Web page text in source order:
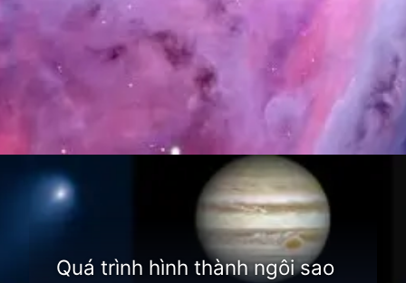
Đang mở
Quá trình hình thành ngôi sao